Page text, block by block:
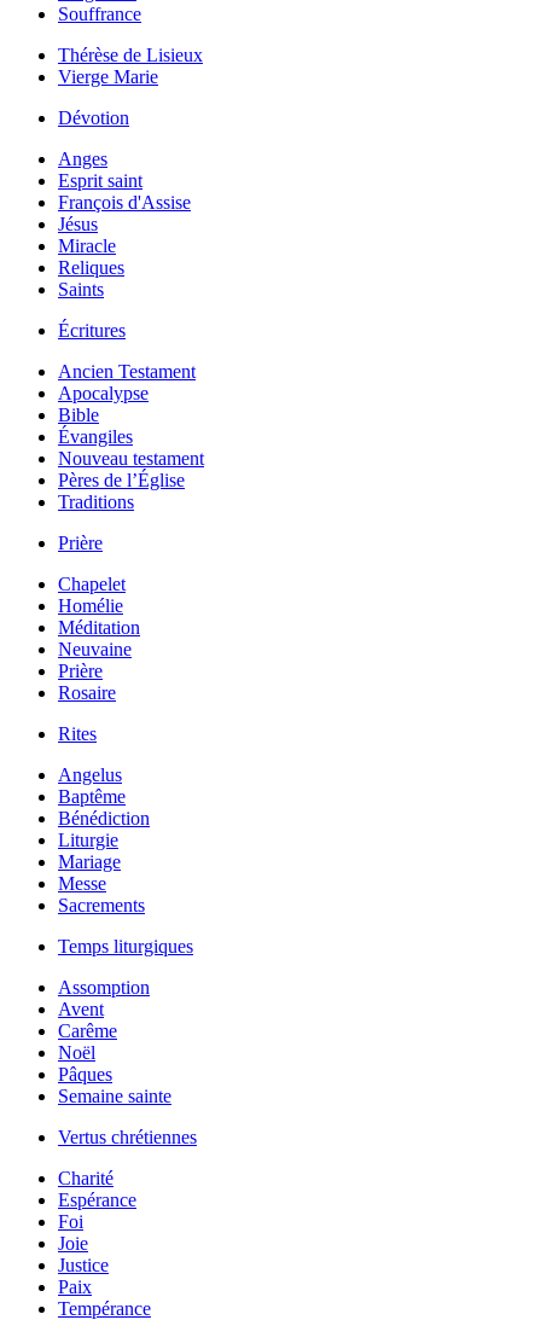
Souffrance
Thérèse de Lisieux
Vierge Marie
Dévotion
Anges
Esprit saint
François d'Assise
Jésus
Miracle
Reliques
Saints
Écritures
Ancien Testament
Apocalypse
Bible
Évangiles
Nouveau testament
Pères de l’Église
Traditions
Prière
Chapelet
Homélie
Méditation
Neuvaine
Prière
Rosaire
Rites
Angelus
Baptême
Bénédiction
Liturgie
Mariage
Messe
Sacrements
Temps liturgiques
Assomption
Avent
Carême
Noël
Pâques
Semaine sainte
Vertus chrétiennes
Charité
Espérance
Foi
Joie
Justice
Paix
Tempérance